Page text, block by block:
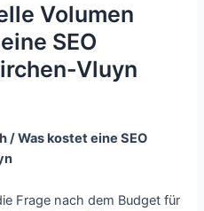
Volumen
SEO
Vluyn
/ Was kostet eine SEO
Frage nach dem Budget für